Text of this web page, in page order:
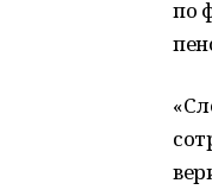
по